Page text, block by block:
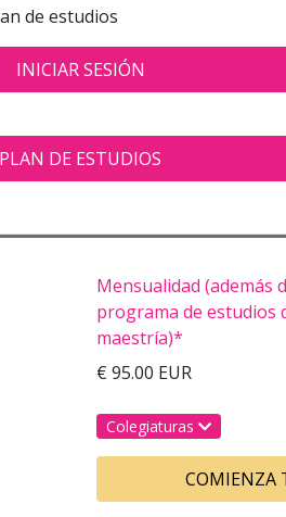
de estudios
INICIAR SESIÓN
PLAN DE ESTUDIOS
Mensualidad (además
programa de estudios
maestría)*
€ 95.00 EUR
Colegiaturas
COMIENZA